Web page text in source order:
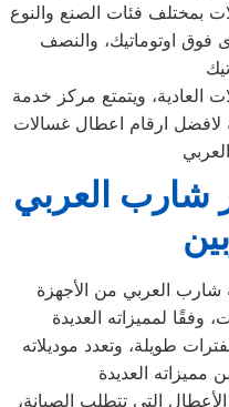
بمختلف فئات الصنع والنوع
فوق اوتوماتيك، والنصف
العادية، ويتمتع مركز خدمة
لافضل ارقام اعطال غسالات
شارب العربي
شارب العربي من الأجهزة
طويلة، وتعدد موديلاته
التي تتطلب الصيانة،